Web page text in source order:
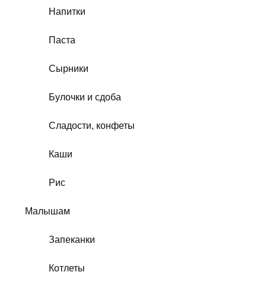
Напитки
Паста
Сырники
Булочки и сдоба
Сладости, конфеты
Каши
Рис
Малышам
Запеканки
Котлеты